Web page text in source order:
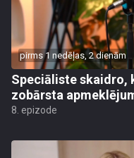
pirms 1 nedēļas, 2 dienām
Speciāliste skaidro,
zobārsta
8. epizode